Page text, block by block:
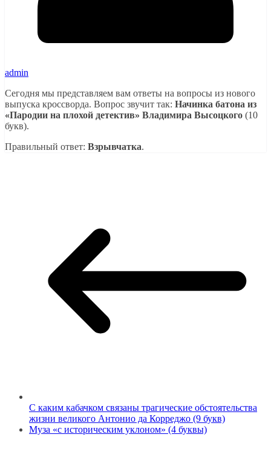
admin
Сегодня мы представляем вам ответы на вопросы из нового
выпуска кроссворда. Вопрос звучит так: Начинка батона из
«Пародии на плохой детектив» Владимира Высоцкого (10
букв).
Правильный ответ: Взрывчатка.
С каким кабачком связаны трагические обстоятельства
жизни великого Антонио да Корреджо (9 букв)
Муза «с историческим уклоном» (4 буквы)